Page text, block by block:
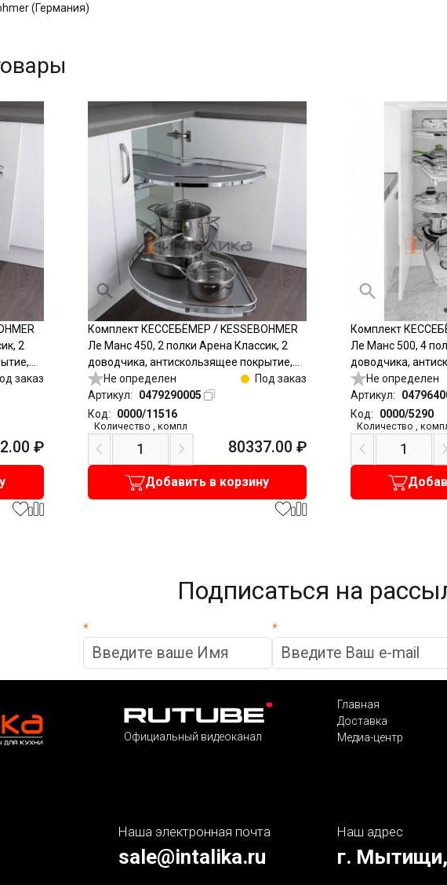
(Германия)
2
заказ
₽
Комплект КЕССЕБЁМЕР / KESSEBOHMER
Ле Манс 450, 2 полки Арена Классик, 2
доводчика, антискользящее покрытие,
H600-750мм, левый, хром
Не определен
Под заказ
Артикул:
0479290005
Код:
0000/11516
Количество компл
80337.00 ₽
Добавить в корзину
Комплект
Ле Манс 500, 4
доводчика,
H1265мм, правый,
Не определен
Артикул:
Код:
0000/5290
Количество ,
Подписаться на
* *
Официальный видеоканал
Главная
Доставка
Медиа-центр
Наша электронная почта
sale@intalika.ru
Наш адрес
г. Мытищи,